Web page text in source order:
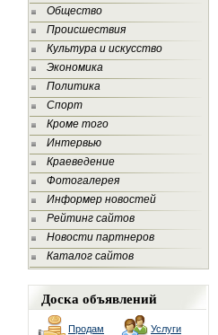
Общество
Происшествия
Культура и искусство
Экономика
Политика
Спорт
Кроме того
Интервью
Краеведение
Фотогалерея
Информер новостей
Рейтинг сайтов
Новости партнеров
Каталог сайтов
Доска объявлений
Продам Услуги